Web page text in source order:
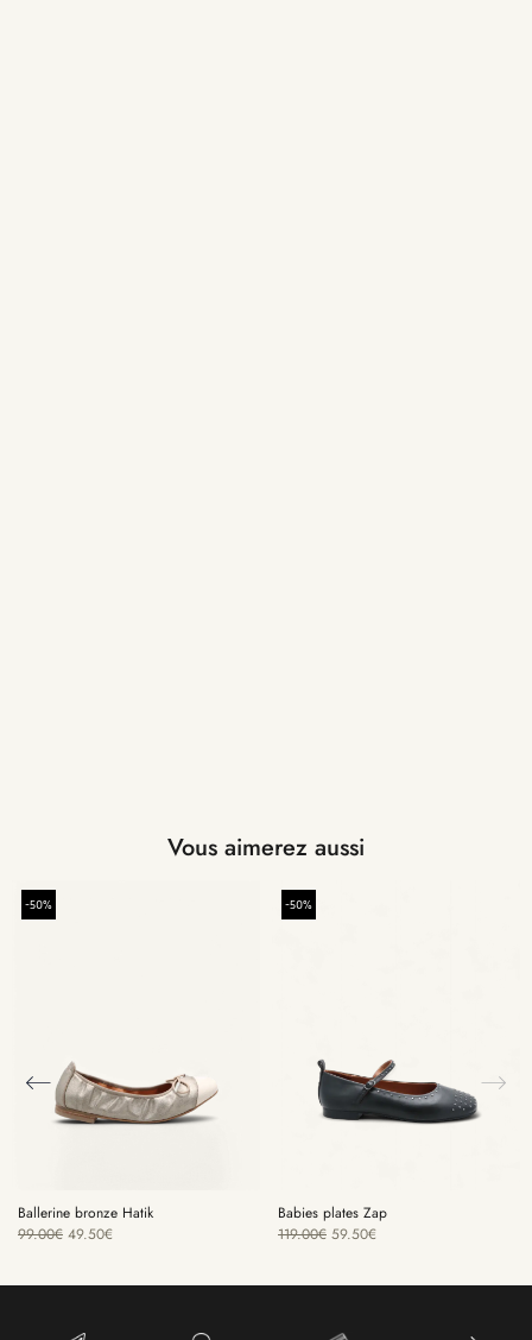
Vous aimerez aussi
-50%
Ballerine bronze Hatik
99.00€ 49.50€
-50%
Babies plates Zap
119.00€ 59.50€